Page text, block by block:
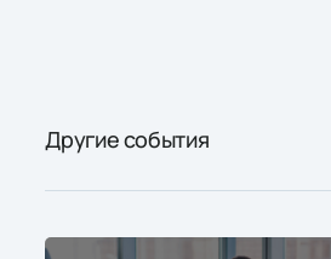
Другие события